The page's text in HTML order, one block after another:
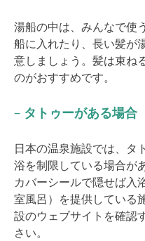
湯船の中は、みんなで使
船に入れたり、長い髪が
意しましょう。髪は束ね
のがおすすめです。
– タトゥーがある場合
日本の温泉施設では、タ
浴を制限している場合が
カバーシールで隠せば入
室風呂）を提供している
設のウェブサイトを確認
さい。